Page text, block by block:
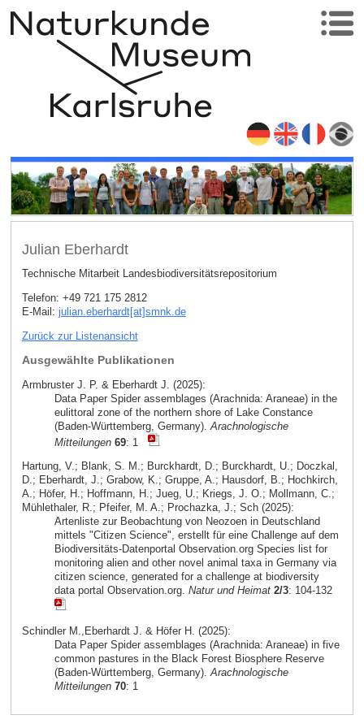
Julian Eberhardt
Technische Mitarbeit Landesbiodiversitätsrepositorium
Telefon: +49 721 175 2812
E-Mail: julian.eberhardt[at]smnk.de
Zurück zur Listenansicht
Ausgewählte Publikationen
Armbruster J. P. & Eberhardt J. (2025):
Data Paper Spider assemblages (Arachnida: Araneae) in the
eulittoral zone of the northern shore of Lake Constance
(Baden-Württemberg, Germany). Arachnologische
Mitteilungen 69: 1
Hartung, V.; Blank, S. M.; Burckhardt, D.; Burckhardt, U.; Doczkal,
D.; Eberhardt, J.; Grabow, K.; Gruppe, A.; Hausdorf, B.; Hochkirch,
A.; Höfer, H.; Hoffmann, H.; Jueg, U.; Kriegs, J. O.; Mollmann, C.;
Mühlethaler, R.; Pfeifer, M. A.; Prochazka, J.; Sch (2025):
Artenliste zur Beobachtung von Neozoen in Deutschland
mittels "Citizen Science", erstellt für eine Challenge auf dem
Biodiversitäts-Datenportal Observation.org Species list for
monitoring alien and other novel animal taxa in Germany via
citizen science, generated for a challenge at biodiversity
data portal Observation.org. Natur und Heimat 2/3: 104-132
Schindler M.,Eberhardt J. & Höfer H. (2025):
Data Paper Spider assemblages (Arachnida: Araneae) in five
common pastures in the Black Forest Biosphere Reserve
(Baden-Württemberg, Germany).Arachnologische
Mitteilungen 70: 1